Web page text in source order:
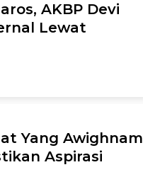
AKBP Devi
Lewat
Yang Awighnam
Aspirasi